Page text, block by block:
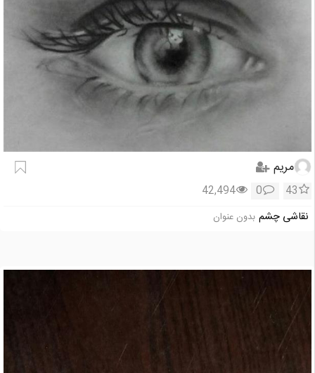
مریم
43
0
42,494
نقاشی چشم بدون عنوان